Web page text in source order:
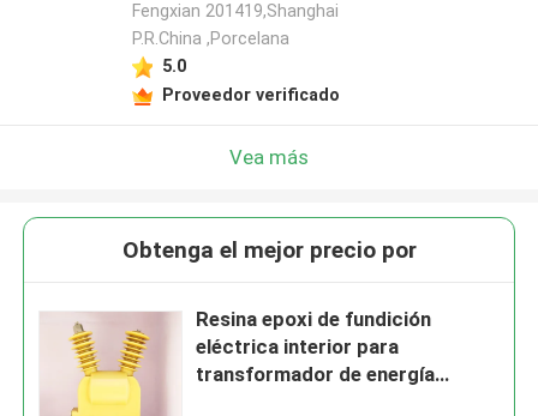
Fengxian 201419,Shanghai
P.R.China ,Porcelana
5.0
Proveedor verificado
Vea más
Obtenga el mejor precio por
Resina epoxi de fundición
eléctrica interior para
transformador de energía